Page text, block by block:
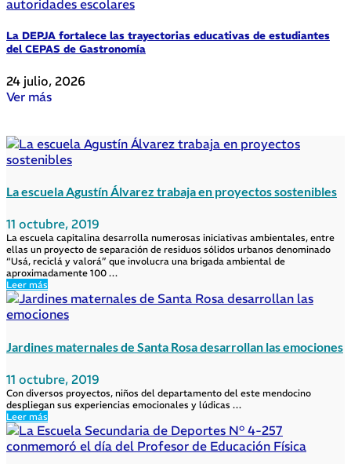
La DEPJA fortalece las trayectorias educativas de estudiantes
del CEPAS de Gastronomía
24 julio, 2026
Ver más
La escuela Agustín Álvarez trabaja en proyectos sostenibles
11 octubre, 2019
La escuela capitalina desarrolla numerosas iniciativas ambientales, entre
ellas un proyecto de separación de residuos sólidos urbanos denominado
“Usá, reciclá y valorá” que involucra una brigada ambiental de
aproximadamente 100 …
Leer más
Jardines maternales de Santa Rosa desarrollan las emociones
11 octubre, 2019
Con diversos proyectos, niños del departamento del este mendocino
despliegan sus experiencias emocionales y lúdicas …
Leer más